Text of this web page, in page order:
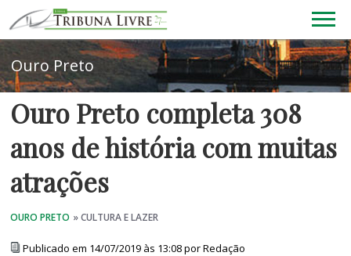
Ouro Preto completa 308
anos de história com muitas
atrações
Publicado em 14/07/2019 às 13:08 por Redação